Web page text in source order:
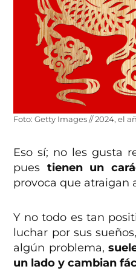
Foto: Getty Images // 2024, el
Eso sí; no les gusta
pues tienen un
provoca que atraigan
Y no todo es tan
luchar por sus
algún problema,
un lado y cambian